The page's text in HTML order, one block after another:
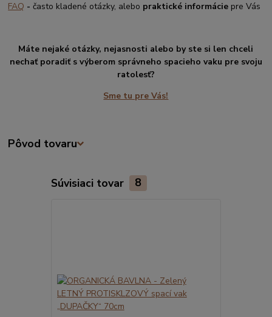
FAQ -často kladené otázky, alebo praktické informácie pre Vás
Máte nejaké otázky, nejasnosti alebo by ste si len chceli
nechať poradiť s výberom správneho spacieho vaku pre svoju
ratolesť?
Sme tu pre Vás!
Pôvod tovaru
Súvisiaci tovar 8